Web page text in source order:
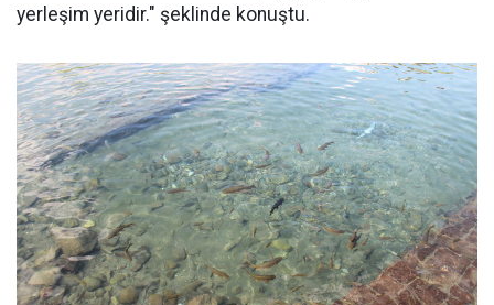
yerleşim yeridir." şeklinde konuştu.